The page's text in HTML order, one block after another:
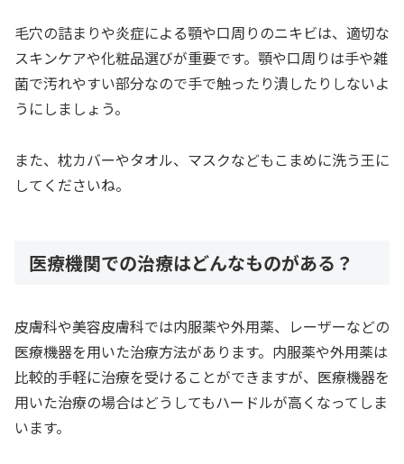
毛穴の詰まりや炎症による顎や口周りのニキビは、適切な
スキンケアや化粧品選びが重要です。顎や口周りは手や雑
菌で汚れやすい部分なので手で触ったり潰したりしないよ
うにしましょう。
また、枕カバーやタオル、マスクなどもこまめに洗う王に
してくださいね。
医療機関での治療はどんなものがある？
皮膚科や美容皮膚科では内服薬や外用薬、レーザーなどの
医療機器を用いた治療方法があります。内服薬や外用薬は
比較的手軽に治療を受けることができますが、医療機器を
用いた治療の場合はどうしてもハードルが高くなってしま
います。